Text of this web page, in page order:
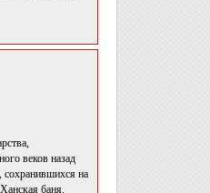
веков назад
на
баня,